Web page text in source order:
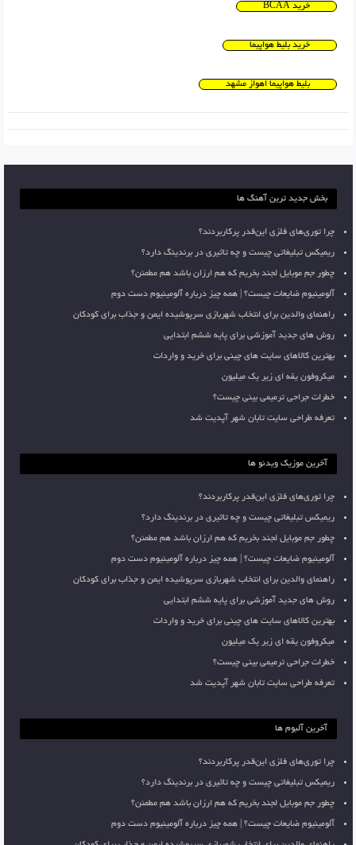
خرید BCAA
خرید بلیط هواپیما
بلیط هواپیما اهواز مشهد
بخش جدید ترین آهنگ ها
چرا توری‌های فلزی این‌قدر پرکاربردند؟
ریمیکس تبلیغاتی چیست و چه تاثیری در برندینگ دارد؟
چطور جم موبایل لجند بخریم که هم ارزان باشد هم مطمئن؟
آلومینیوم ضایعات چیست؟ | همه چیز درباره آلومینیوم دست دوم
راهنمای والدین برای انتخاب شهربازی سرپوشیده ایمن و جذاب برای کودکان
روش های جدید آموزشی برای پایه ششم ابتدایی
بهترین کالاهای سایت های چینی برای خرید و واردات
میکروفون یقه ای زیر یک میلیون
خطرات جراحی ترمیمی بینی چیست؟
تعرفه طراحی سایت تابان شهر آپدیت شد
آخرین موزیک ویدئو ها
چرا توری‌های فلزی این‌قدر پرکاربردند؟
ریمیکس تبلیغاتی چیست و چه تاثیری در برندینگ دارد؟
چطور جم موبایل لجند بخریم که هم ارزان باشد هم مطمئن؟
آلومینیوم ضایعات چیست؟ | همه چیز درباره آلومینیوم دست دوم
راهنمای والدین برای انتخاب شهربازی سرپوشیده ایمن و جذاب برای کودکان
روش های جدید آموزشی برای پایه ششم ابتدایی
بهترین کالاهای سایت های چینی برای خرید و واردات
میکروفون یقه ای زیر یک میلیون
خطرات جراحی ترمیمی بینی چیست؟
تعرفه طراحی سایت تابان شهر آپدیت شد
آخرین آلبوم ها
چرا توری‌های فلزی این‌قدر پرکاربردند؟
ریمیکس تبلیغاتی چیست و چه تاثیری در برندینگ دارد؟
چطور جم موبایل لجند بخریم که هم ارزان باشد هم مطمئن؟
آلومینیوم ضایعات چیست؟ | همه چیز درباره آلومینیوم دست دوم